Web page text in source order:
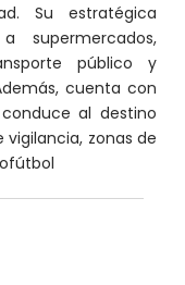
Su estratégica
supermercados,
público y
cuenta con
al destino
zonas de